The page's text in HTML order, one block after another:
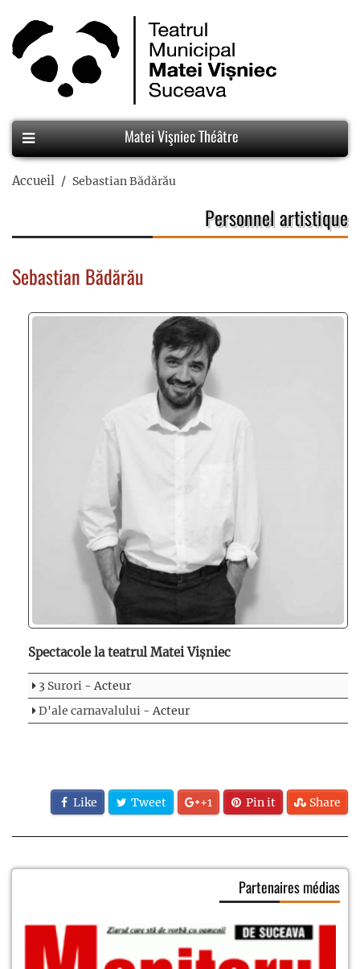
Matei Vişniec Théâtre
Accueil Sebastian Bădărău
Personnel artistique
Sebastian Bădărău
Spectacole la teatrul Matei Vișniec
3 Surori - Acteur
D'ale carnavalului - Acteur
Like Tweet +1 Pin it Share
Partenaires médias